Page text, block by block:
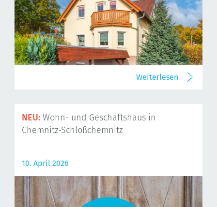
Weiterlesen
NEU: Wohn- und Geschäftshaus in
Chemnitz-Schloßchemnitz
10. April 2026